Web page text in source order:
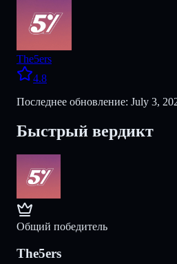
The5ers
4.8
Последнее обновление: July 3,
Быстрый вердикт
Общий победитель
The5ers